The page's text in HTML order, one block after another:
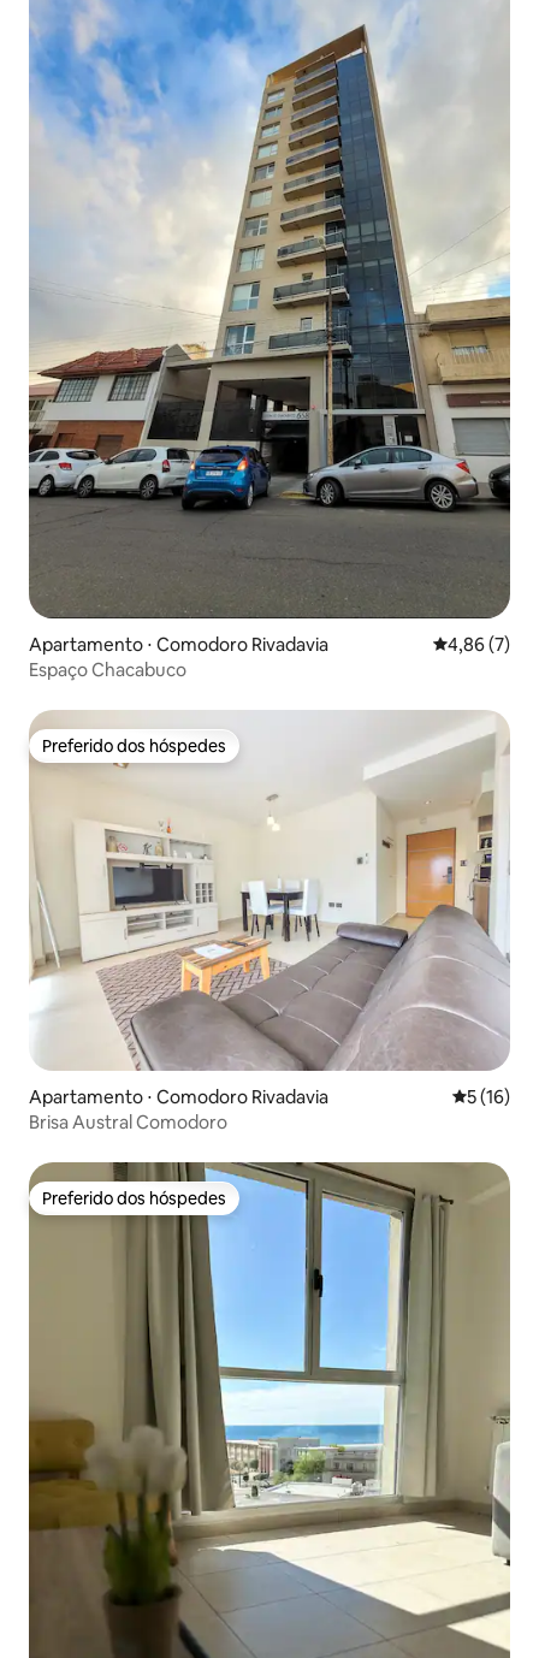
Apartamento ⋅ Comodoro Rivadavia 4,86 de uma
4,86 (7)
Espaço Chacabuco
Preferido dos hóspedes
Preferido dos hóspedes
Apartamento ⋅ Comodoro Rivadavia 5 de uma
5 (16)
Brisa Austral Comodoro
Preferido dos hóspedes
Preferido dos hóspedes